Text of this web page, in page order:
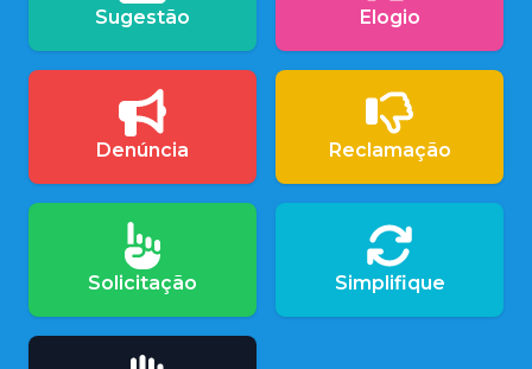
Sugestão Elogio
Denúncia Reclamação
Solicitação Simplifique